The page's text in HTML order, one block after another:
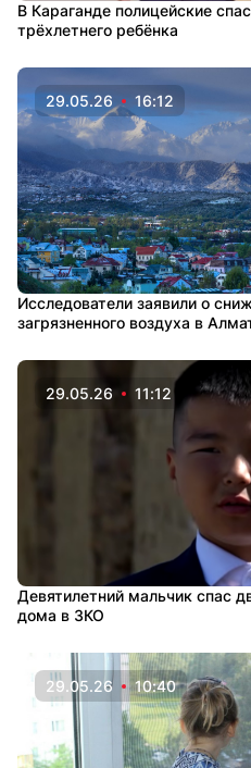
В Караганде полицейские
трёхлетнего ребёнка
29.05.26 16:12
Исследователи заявили о
загрязненного воздуха в
29.05.26 11:12
Девятилетний мальчик спас
дома в ЗКО
29.05.26 10:40